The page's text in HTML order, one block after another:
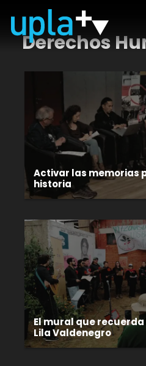
Derechos
Activar las memorias
historia
El mural que
Lila Valdenegro